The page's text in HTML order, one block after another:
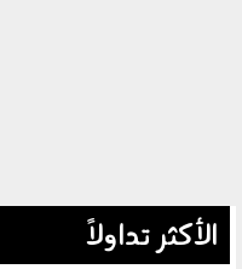
الأكثر تداولاً